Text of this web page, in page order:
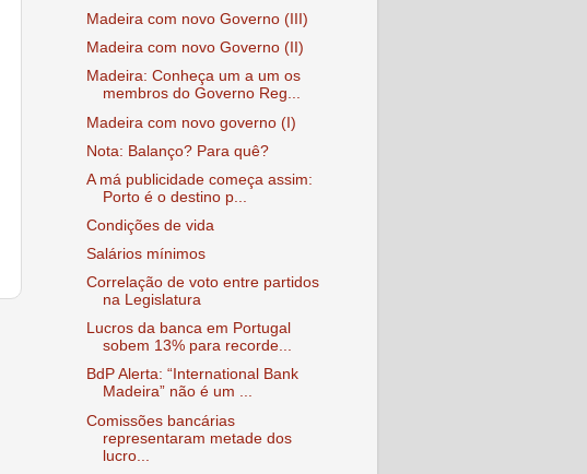
Madeira com novo Governo (III)
Madeira com novo Governo (II)
Madeira: Conheça um a um os
membros do Governo Reg...
Madeira com novo governo (I)
Nota: Balanço? Para quê?
A má publicidade começa assim:
Porto é o destino p...
Condições de vida
Salários mínimos
Correlação de voto entre partidos
na Legislatura
Lucros da banca em Portugal
sobem 13% para recorde...
BdP Alerta: “International Bank
Madeira” não é um ...
Comissões bancárias
representaram metade dos
lucro...